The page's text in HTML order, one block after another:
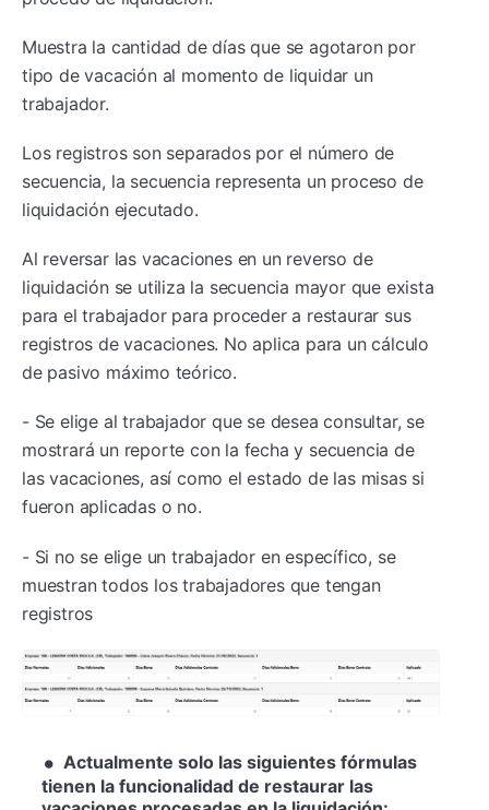
Muestra la cantidad de días que se agotaron por
tipo de vacación al momento de liquidar un
trabajador.
Los registros son separados por el número de
secuencia, la secuencia representa un proceso de
liquidación ejecutado.
Al reversar las vacaciones en un reverso de
liquidación se utiliza la secuencia mayor que exista
para el trabajador para proceder a restaurar sus
registros de vacaciones. No aplica para un cálculo
de pasivo máximo teórico.
- Se elige al trabajador que se desea consultar, se
mostrará un reporte con la fecha y secuencia de
las vacaciones, así como el estado de las misas si
fueron aplicadas o no.
- Si no se elige un trabajador en específico, se
muestran todos los trabajadores que tengan
registros
Actualmente solo las siguientes fórmulas
tienen la funcionalidad de restaurar las